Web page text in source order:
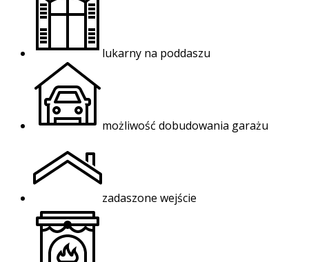
lukarny na poddaszu
możliwość dobudowania garażu
zadaszone wejście